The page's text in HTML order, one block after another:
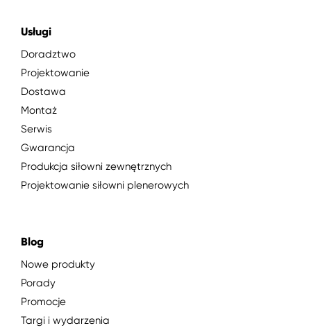
Usługi
Doradztwo
Projektowanie
Dostawa
Montaż
Serwis
Gwarancja
Produkcja siłowni zewnętrznych
Projektowanie siłowni plenerowych
Blog
Nowe produkty
Porady
Promocje
Targi i wydarzenia